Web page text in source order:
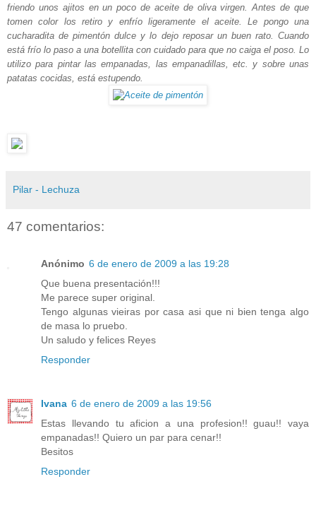
friendo unos ajitos en un poco de aceite de oliva virgen. Antes de que
tomen color los retiro y enfrío ligeramente el aceite. Le pongo una
cucharadita de pimentón dulce y lo dejo reposar un buen rato. Cuando
está frío lo paso a una botellita con cuidado para que no caiga el poso. Lo
utilizo para pintar las empanadas, las empanadillas, etc. y sobre unas
patatas cocidas, está estupendo.
Pilar - Lechuza
47 comentarios:
Anónimo 6 de enero de 2009 a las 19:28
Que buena presentación!!!
Me parece super original.
Tengo algunas vieiras por casa asi que ni bien tenga algo
de masa lo pruebo.
Un saludo y felices Reyes
Responder
Ivana 6 de enero de 2009 a las 19:56
Estas llevando tu aficion a una profesion!! guau!! vaya
empanadas!! Quiero un par para cenar!!
Besitos
Responder